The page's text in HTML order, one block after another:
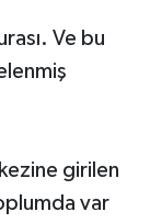
Ve bu
girilen
var